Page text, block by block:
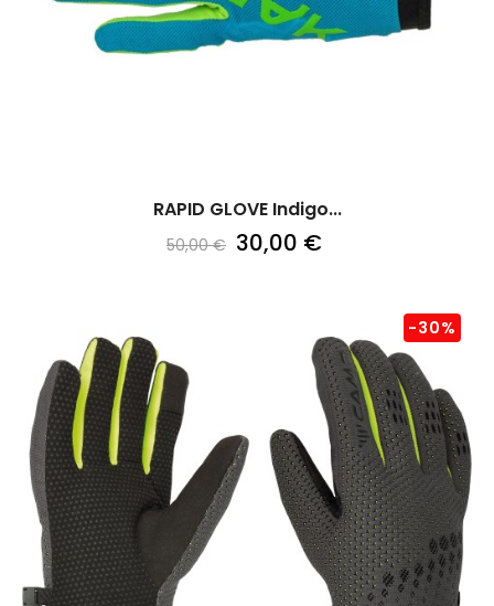
RAPID GLOVE Indigo...
50,00 € 30,00 €
-30%